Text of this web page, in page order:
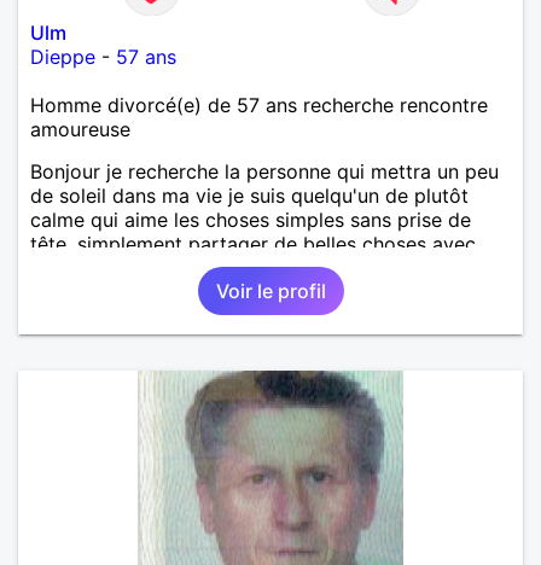
Ulm
Dieppe - 57 ans
Homme divorcé(e) de 57 ans recherche rencontre
amoureuse
Bonjour je recherche la personne qui mettra un peu
de soleil dans ma vie je suis quelqu'un de plutôt
calme qui aime les choses simples sans prise de
tête, simplement partager de belles choses avec
une personne qui me ressemble .
Voir le profil